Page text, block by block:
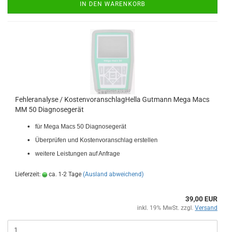
IN DEN WARENKORB
Feh­ler­ana­ly­se / Kos­ten­vor­an­schlag­Hel­la Gut­mann Mega Macs
MM 50 Dia­gno­se­ge­rät
für Mega Macs 50 Dia­gno­se­ge­rät
Über­prü­fen und Kos­ten­vor­anschlag er­stel­len
wei­te­re Leis­tun­gen auf An­fra­ge
Lieferzeit: ca. 1-2 Tage (Ausland abweichend)
39,00 EUR
inkl. 19% MwSt. zzgl. Versand